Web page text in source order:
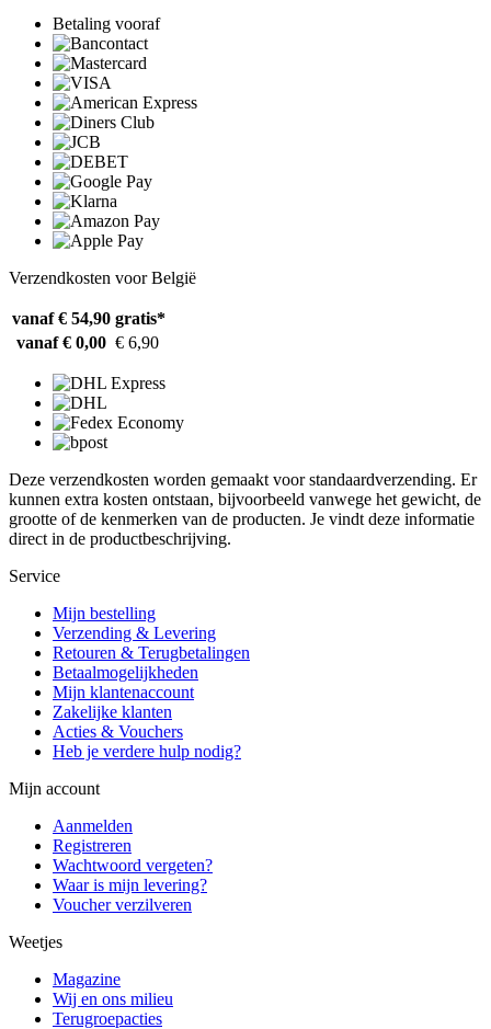
Betaling vooraf
Verzendkosten voor België
vanaf € 54,90 gratis*
vanaf € 0,00 € 6,90
Deze verzendkosten worden gemaakt voor standaardverzending. Er
kunnen extra kosten ontstaan, bijvoorbeeld vanwege het gewicht, de
grootte of de kenmerken van de producten. Je vindt deze informatie
direct in de productbeschrijving.
Service
Mijn bestelling
Verzending & Levering
Retouren & Terugbetalingen
Betaalmogelijkheden
Mijn klantenaccount
Zakelijke klanten
Acties & Vouchers
Heb je verdere hulp nodig?
Mijn account
Aanmelden
Registreren
Wachtwoord vergeten?
Waar is mijn levering?
Voucher verzilveren
Weetjes
Magazine
Wij en ons milieu
Terugroepacties